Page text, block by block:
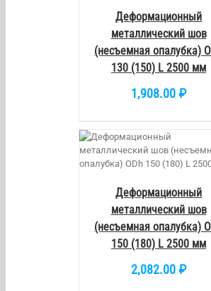
Деформационный
металлический шов
(несъемная опалубка)
130 (150) L 2500 мм
1,908.00 ₽
Деформационный
металлический шов
(несъемная опалубка)
150 (180) L 2500 мм
2,082.00 ₽